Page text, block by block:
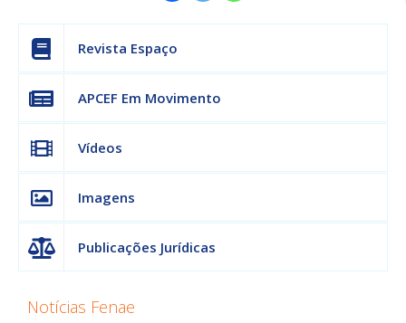
Revista Espaço
APCEF Em Movimento
Vídeos
Imagens
Publicações Jurídicas
Notícias Fenae